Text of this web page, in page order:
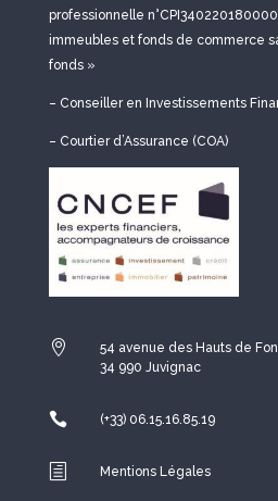
professionnelle
immeubles et fonds de commerce
fonds »
– Conseiller en Investissements
– Courtier d’Assurance (COA)

54 avenue des Hauts de
34 990 Juvignac
 (+33) 06.15.16.85.19
h Mentions Légales